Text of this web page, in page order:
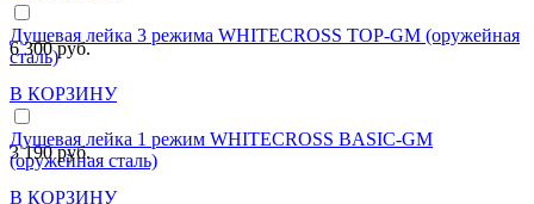
Душевая лейка 3 режима WHITECROSS TOP-GM (оружейная
сталь)
6 300 руб.
В КОРЗИНУ
Душевая лейка 1 режим WHITECROSS BASIC-GM
(оружейная сталь)
3 190 руб.
В КОРЗИНУ